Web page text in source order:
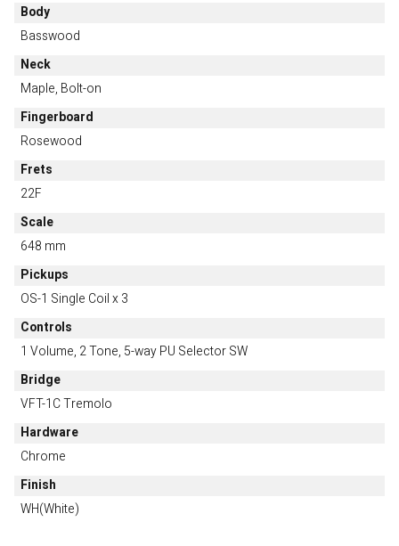
Body
Basswood
Neck
Maple, Bolt-on
Fingerboard
Rosewood
Frets
22F
Scale
648 mm
Pickups
OS-1 Single Coil x 3
Controls
1 Volume, 2 Tone, 5-way PU Selector SW
Bridge
VFT-1C Tremolo
Hardware
Chrome
Finish
WH(White)